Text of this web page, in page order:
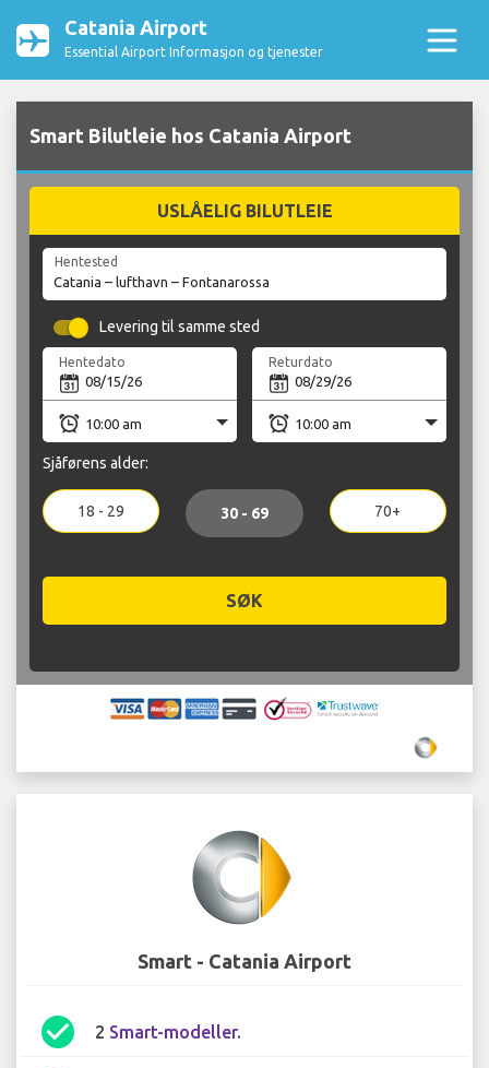
Catania Airport
Essential Airport Informasjon og tjenester
Smart Bilutleie hos Catania Airport
USLÅELIG BILUTLEIE
Hentested
Levering til samme sted
Hentedato Returdato
Sjåførens alder:
18 - 29 30 - 69 70+
SØK
Smart - Catania Airport
check_circle 2 Smart-modeller.